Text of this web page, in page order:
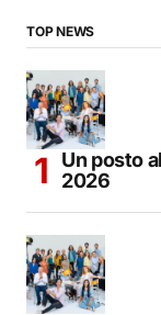
TOP NEWS
Un posto
2026